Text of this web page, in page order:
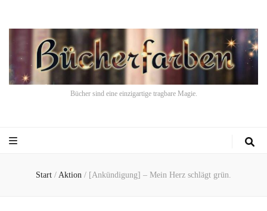
Bücher sind eine einzigartige tragbare Magie.
Start / Aktion / [Ankündigung] – Mein Herz schlägt grün.